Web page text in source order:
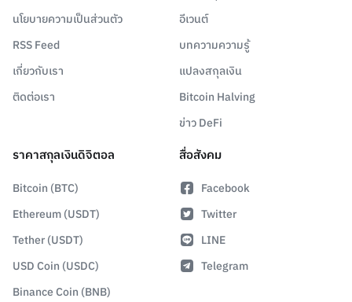
นโยบายความเป็นส่วนตัว
RSS Feed
เกี่ยวกับเรา
ติดต่อเรา
อีเวนต์
บทความความรู้
แปลงสกุลเงิน
Bitcoin Halving
ข่าว DeFi
ราคาสกุลเงินดิจิตอล
Bitcoin (BTC)
Ethereum (USDT)
Tether (USDT)
USD Coin (USDC)
Binance Coin (BNB)
สื่อสังคม
Facebook
Twitter
LINE
Telegram